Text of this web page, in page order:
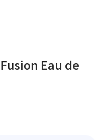
Eau de